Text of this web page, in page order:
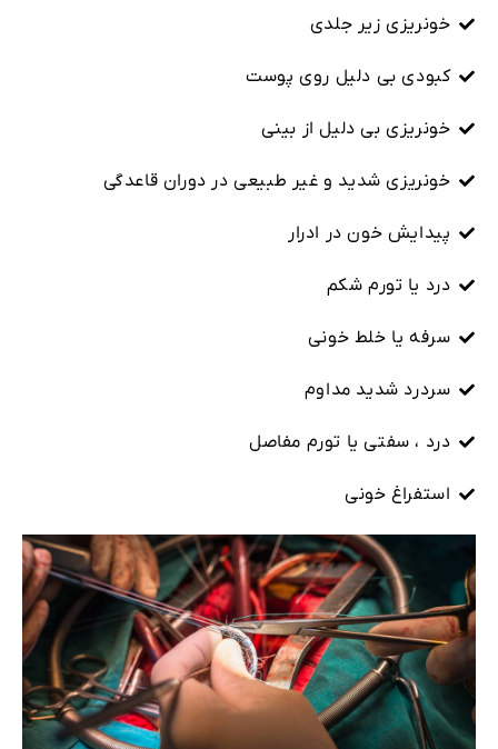
خونریزی زیر جلدی
کبودی بی دلیل روی پوست
خونریزی بی دلیل از بینی
خونریزی شدید و غیر طبیعی در دوران قاعدگی
پیدایش خون در ادرار
درد یا تورم شکم
سرفه یا خلط خونی
سردرد شدید مداوم
درد ، سفتی یا تورم مفاصل
استفراغ خونی